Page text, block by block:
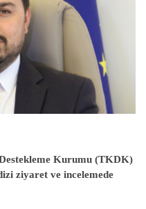
ziyaret ve incelemede